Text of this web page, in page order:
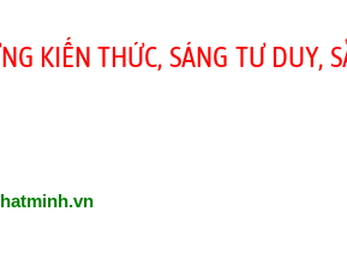
KIẾN THỨC, SÁNG TƯ DUY,